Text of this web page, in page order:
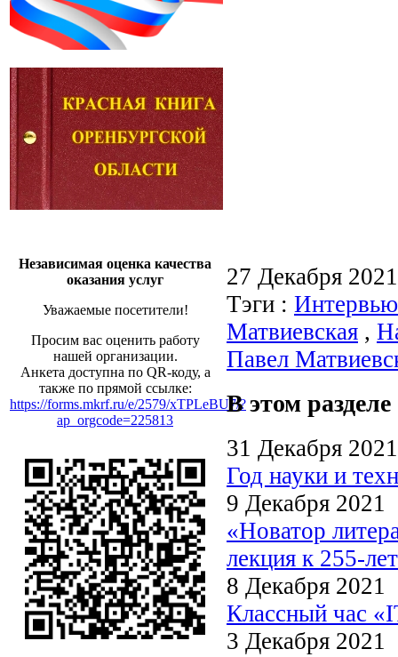
Независимая оценка качества
оказания услуг
Уважаемые посетители!
Просим вас оценить работу
нашей организации.
Анкета доступна по QR-коду, а
также по прямой ссылке:
https://forms.mkrf.ru/e/2579/xTPLeBU7/?
ap_orgcode=225813
27 Декабря
Тэги :
Матвиевская ,
Павел
В этом разделе
31 Декабря 2021
Год науки и
9 Декабря 2021
«Новатор
лекция к 255-
8 Декабря 2021
Классный час
3 Декабря 2021